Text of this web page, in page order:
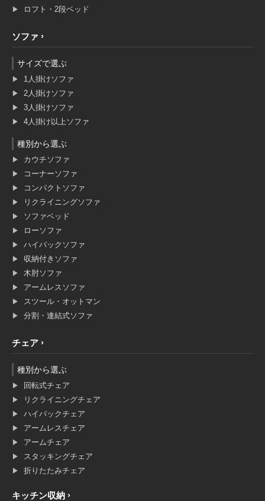
ロフト・2段ベッド
ソファ
サイズで選ぶ
1人掛けソファ
2人掛けソファ
3人掛けソファ
4人掛け以上ソファ
種別から選ぶ
カウチソファ
コーナーソファ
コンパクトソファ
リクライニングソファ
ソファベッド
ローソファ
ハイバックソファ
収納付きソファ
木肘ソファ
アームレスソファ
スツール・オットマン
分割・連結式ソファ
チェア
種別から選ぶ
回転式チェア
リクライニングチェア
ハイバックチェア
アームレスチェア
アームチェア
スタッキングチェア
折りたたみチェア
キッチン収納